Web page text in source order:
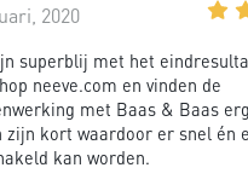
2020
superblij met het
neeve.com en vinden de
met Baas & Baas
zijn kort waardoor er snel én
kan worden.